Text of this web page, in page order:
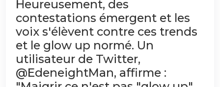
Heureusement, des
contestations émergent et les
voix s'élèvent contre ces trends
et le glow up normé. Un
utilisateur de Twitter,
@EdeneightMan, affirme :